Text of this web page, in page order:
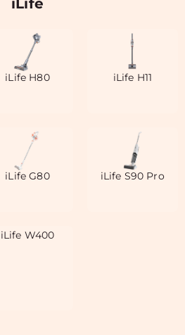
iLife
iLife H80 iLife H11
iLife G80 iLife S90 Pro
iLife W400